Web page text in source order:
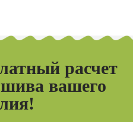
расчет
вашего